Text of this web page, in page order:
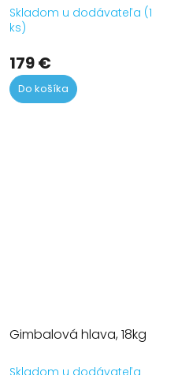
Skladom u dodávateľa (1
ks)
179 €
Do košíka
Gimbalová hlava, 18kg
Skladom u dodávateľa